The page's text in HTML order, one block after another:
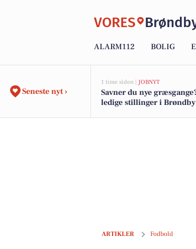
VORES
ALARM112 BOLIG
Seneste nyt ›
1 time siden | JOBNYT
Savner du nye
ledige stillinger i
ARTIKLER Fodbold
SBV 09 drengene triumferer